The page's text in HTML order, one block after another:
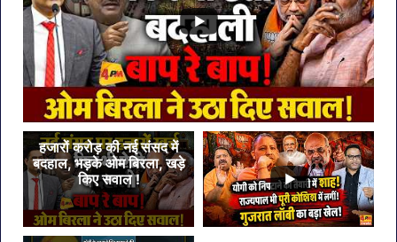
हजारों करोड़ की नई संसद में
बदहाल, भड़के ओम बिरला, खड़े
किए सवाल !